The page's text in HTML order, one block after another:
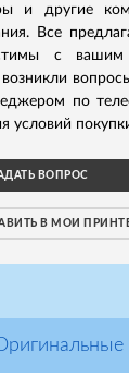
и другие
Все
с вашим
по
условий
ВОПРОС
В МОИ